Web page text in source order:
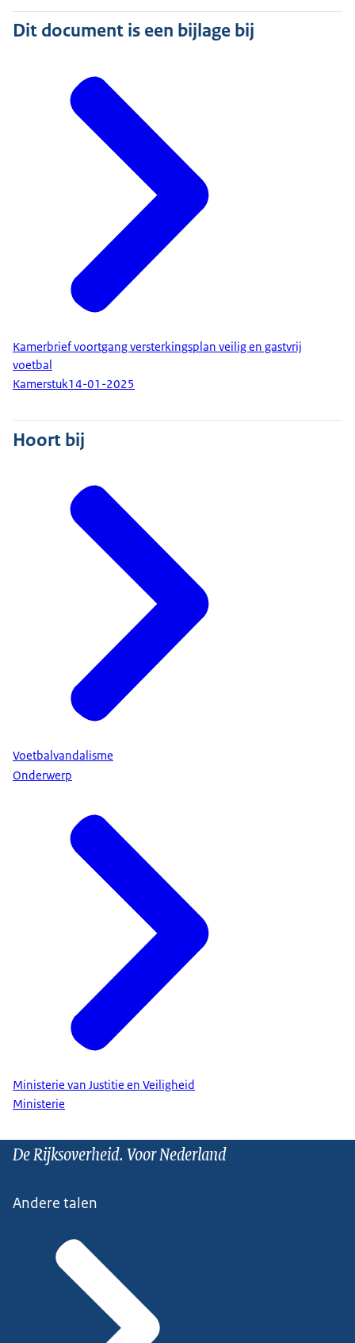
Dit document is een bijlage bij
Kamerbrief voortgang versterkingsplan veilig en gastvrij
voetbal
Kamerstuk14-01-2025
Hoort bij
Voetbalvandalisme
Onderwerp
Ministerie van Justitie en Veiligheid
Ministerie
De Rijksoverheid. Voor Nederland
Andere talen